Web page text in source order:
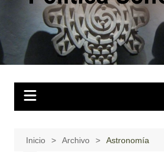
Inicio Archivo Astronomía